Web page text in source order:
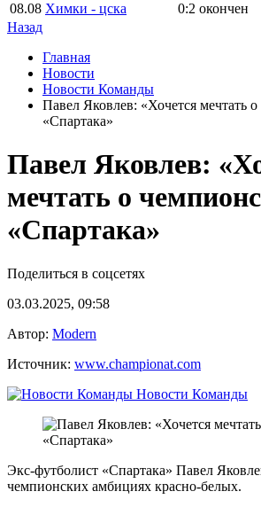
08.08 Химки - цска 0:2 окончен
Назад
Главная
Новости
Новости Команды
Павел Яковлев: «Хочется мечтать
«Спартака»
Павел Яковлев:
мечтать о
«Спартака»
Поделиться в соцсетях
03.03.2025, 09:58
Автор: Modern
Источник: www.championat.com
Новости Команды
Экс-футболист «Спартака» Павел
чемпионских амбициях красно-белых.